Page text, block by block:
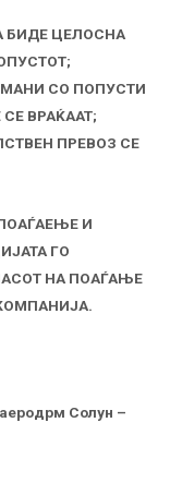
БИДЕ ЦЕЛОСНА
СО ПОПУСТИ
ВРАЌААТ;
ПРЕВОЗ СЕ
И
ГО
НА ПОАЃАЊЕ
Солун –